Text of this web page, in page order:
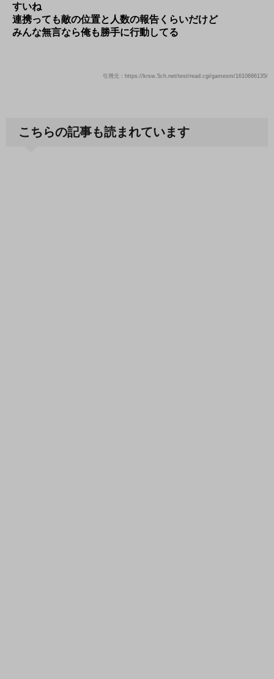
すいね
連携っても敵の位置と人数の報告くらいだけど
みんな無言なら俺も勝手に行動してる
引用元：https://krsw.5ch.net/test/read.cgi/gamesm/1610686135/
こちらの記事も読まれています